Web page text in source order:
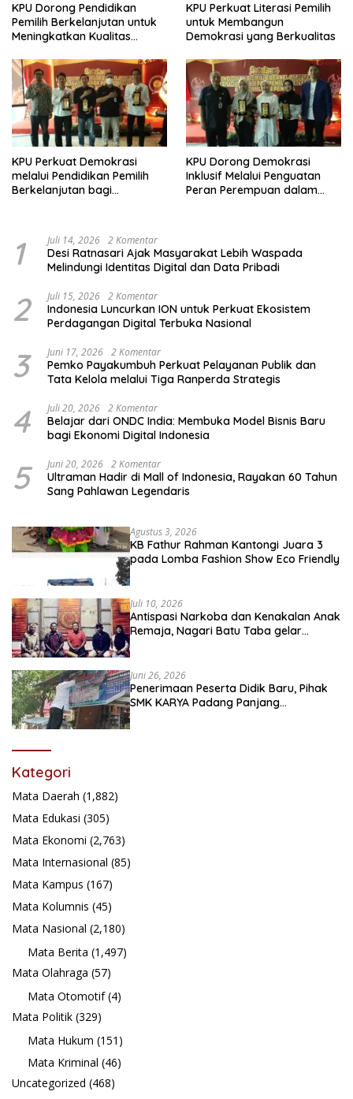
KPU Dorong Pendidikan
Pemilih Berkelanjutan untuk
Meningkatkan Kualitas
KPU Perkuat Literasi Pemilih
untuk Membangun
Demokrasi yang Berkualitas
KPU Perkuat Demokrasi
melalui Pendidikan Pemilih
Berkelanjutan bagi
KPU Dorong Demokrasi
Inklusif Melalui Penguatan
Peran Perempuan dalam
1 Juli 14, 2026 2 Komentar
Desi Ratnasari Ajak Masyarakat Lebih Waspada
Melindungi Identitas Digital dan Data Pribadi
2 Juli 15, 2026 2 Komentar
Indonesia Luncurkan ION untuk Perkuat Ekosistem
Perdagangan Digital Terbuka Nasional
3 Juni 17, 2026 2 Komentar
Pemko Payakumbuh Perkuat Pelayanan Publik dan
Tata Kelola melalui Tiga Ranperda Strategis
4 Juli 20, 2026 2 Komentar
Belajar dari ONDC India: Membuka Model Bisnis Baru
bagi Ekonomi Digital Indonesia
5 Juni 20, 2026 2 Komentar
Ultraman Hadir di Mall of Indonesia, Rayakan 60 Tahun
Sang Pahlawan Legendaris
Agustus 3, 2026
KB Fathur Rahman Kantongi Juara 3
pada Lomba Fashion Show Eco Friendly
Juli 10, 2026
Antispasi Narkoba dan Kenakalan Anak
Remaja, Nagari Batu Taba gelar
Juni 26, 2026
Penerimaan Peserta Didik Baru, Pihak
SMK KARYA Padang Panjang
Kategori
Mata Daerah (1,882)
Mata Edukasi (305)
Mata Ekonomi (2,763)
Mata Internasional (85)
Mata Kampus (167)
Mata Kolumnis (45)
Mata Nasional (2,180)
Mata Berita (1,497)
Mata Olahraga (57)
Mata Otomotif(4)
Mata Politik (329)
Mata Hukum (151)
Mata Kriminal (46)
Uncategorized (468)